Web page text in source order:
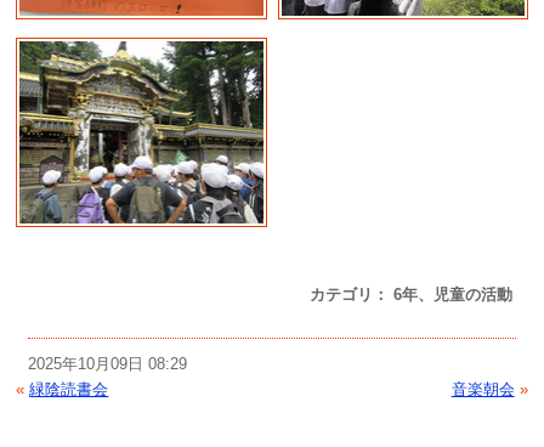
カテゴリ： 6年、児童の活動
2025年10月09日 08:29
« 緑陰読書会 音楽朝会 »